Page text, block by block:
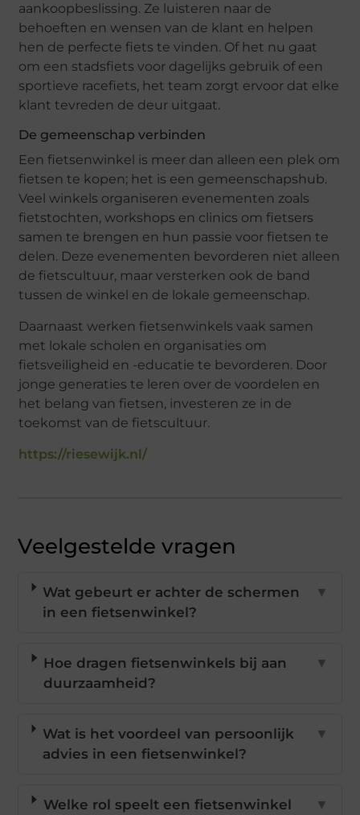
aankoopbeslissing. Ze luisteren naar de
behoeften en wensen van de klant en helpen
hen de perfecte fiets te vinden. Of het nu gaat
om een stadsfiets voor dagelijks gebruik of een
sportieve racefiets, het team zorgt ervoor dat elke
klant tevreden de deur uitgaat.
De gemeenschap verbinden
Een fietsenwinkel is meer dan alleen een plek om
fietsen te kopen; het is een gemeenschapshub.
Veel winkels organiseren evenementen zoals
fietstochten, workshops en clinics om fietsers
samen te brengen en hun passie voor fietsen te
delen. Deze evenementen bevorderen niet alleen
de fietscultuur, maar versterken ook de band
tussen de winkel en de lokale gemeenschap.
Daarnaast werken fietsenwinkels vaak samen
met lokale scholen en organisaties om
fietsveiligheid en -educatie te bevorderen. Door
jonge generaties te leren over de voordelen en
het belang van fietsen, investeren ze in de
toekomst van de fietscultuur.
https://riesewijk.nl/
Veelgestelde vragen
Wat gebeurt er achter de schermen
in een fietsenwinkel?
▼
Hoe dragen fietsenwinkels bij aan
duurzaamheid?
▼
Wat is het voordeel van persoonlijk
advies in een fietsenwinkel?
▼
Welke rol speelt een fietsenwinkel ▼